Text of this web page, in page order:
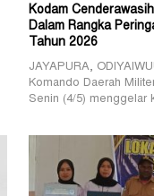
Kodam
Dalam Rangka
Tahun 2026
JAYAPURA,
Komando Daerah
Senin (4/5) menggelar